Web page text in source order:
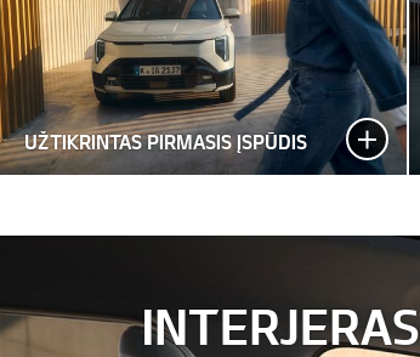
UŽTIKRINTAS PIRMASIS ĮSPŪDIS
INTERJERAS